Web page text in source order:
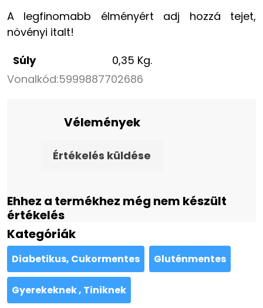
A legfinomabb élményért adj hozzá tejet,
növényi italt!
Súly
0,35 Kg.
Vonalkód:5999887702686
Vélemények
Értékelés küldése
Ehhez a termékhez még nem készült
értékelés
Kategóriák
Diabetikus, Cukormentes Gluténmentes
Gyerekeknek , Tiniknek